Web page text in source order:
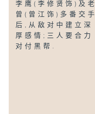
李鹰(李修贤饰)及老
曾(曾江饰)多番交手
后,从敌对中建立深
厚感情;三人要合力
对付黑帮.